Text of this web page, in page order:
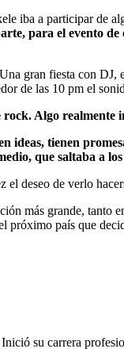
iba a participar de
para el evento
gran fiesta con DJ,
de las 10 pm el
Algo realmente
ideas, tienen
que saltaba a
el deseo de verlo
más grande, tanto
próximo país que
su carrera